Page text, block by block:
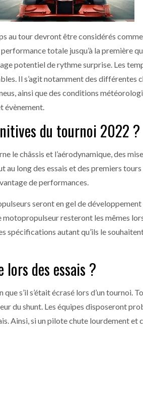
au tour devront être considérés
totale jusqu’à la première
potentiel de rythme surprise. Les
Il s’agit notamment des différentes
ainsi que des conditions
évènement.
du tournoi 2022 ?
le châssis et l’aérodynamique, des
long des essais et des premiers
de performances.
seront en gel de
resteront les mêmes
autant qu’ils le
lors des essais ?
s’il s’était écrasé lors d’un tournoi.
du shunt. Les équipes disposeront
Ainsi, si un pilote chute lourdement et